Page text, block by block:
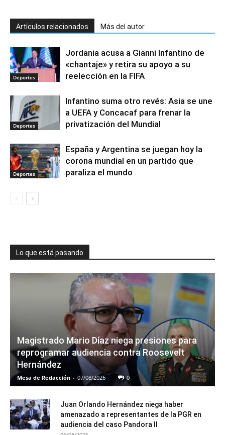
Artículos relacionados Más del autor
Deportes
Jordania acusa a Gianni Infantino de
«chantaje» y retira su apoyo a su
reelección en la FIFA
Deportes
Infantino suma otro revés: Asia se une
a UEFA y Concacaf para frenar la
privatización del Mundial
Deportes
España y Argentina se juegan hoy la
corona mundial en un partido que
paraliza el mundo
Lo que está pasando
Magistrado Mario Díaz niega presiones para
reprogramar audiencia contra Roosevelt
Hernández
Mesa de Redacción - 07/08/2026 0
Juan Orlando Hernández niega haber
amenazado a representantes de la PGR en
audiencia del caso Pandora II